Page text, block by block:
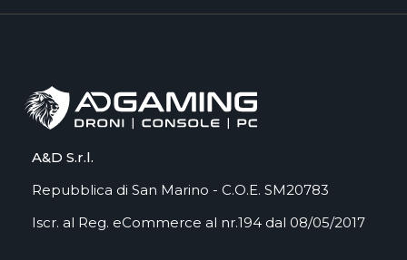
A&D S.r.l.
Repubblica di San Marino - C.O.E. SM20783
Iscr. al Reg. eCommerce al nr.194 dal 08/05/2017